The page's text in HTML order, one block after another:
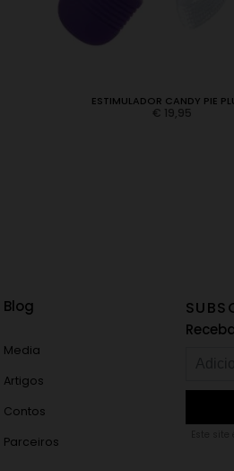
ESTIMULADOR CANDY PIE
€ 19,95
Blog
Media
Artigos
Contos
Parceiros